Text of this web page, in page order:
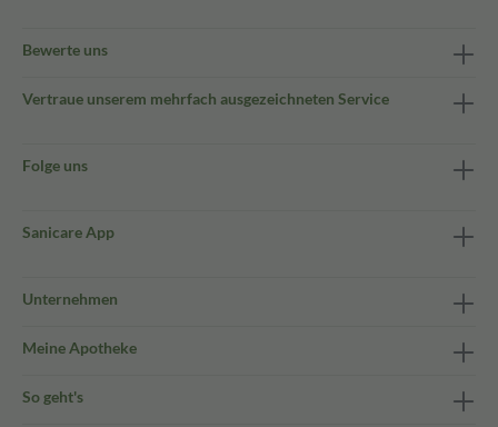
Bewerte uns
Vertraue unserem mehrfach ausgezeichneten Service
Folge uns
Sanicare App
Unternehmen
Meine Apotheke
So geht's